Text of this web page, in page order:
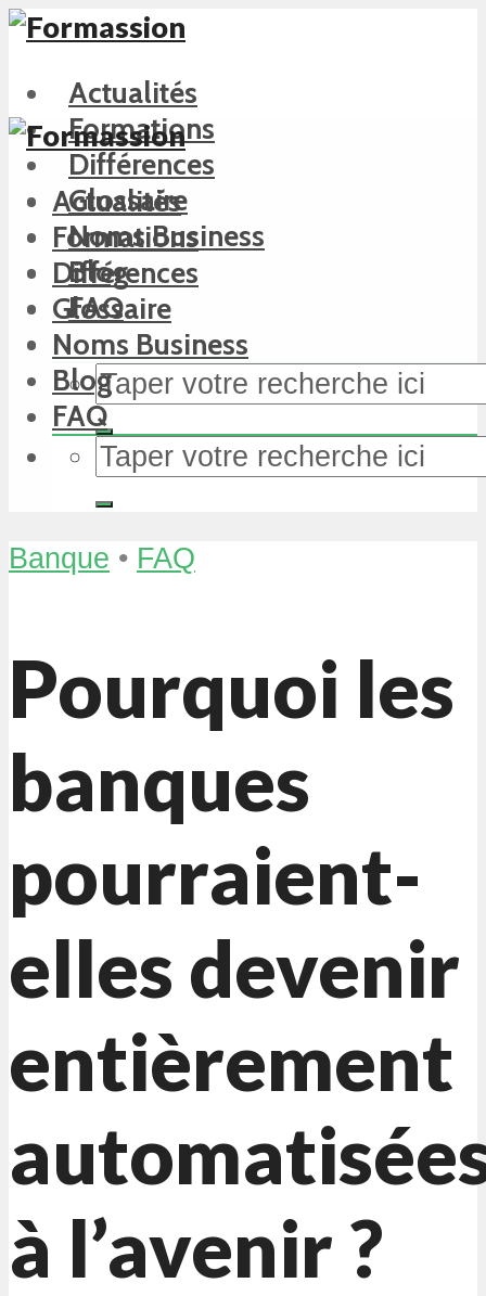
Actualités
Formations
Différences
Glossaire
Noms Business
Blog
FAQ
Actualités
Formations
Différences
Glossaire
Noms Business
Blog
FAQ
Banque • FAQ
Pourquoi les
banques
pourraient-
elles devenir
entièrement
à l’avenir ?